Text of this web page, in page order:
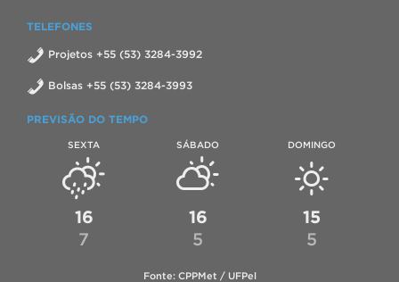
TELEFONES
Projetos +55 (53) 3284-3992
Bolsas +55 (53) 3284-3993
PREVISÃO DO TEMPO
SEXTA
16
7
SÁBADO
16
5
DOMINGO
15
5
Fonte: CPPMet / UFPel